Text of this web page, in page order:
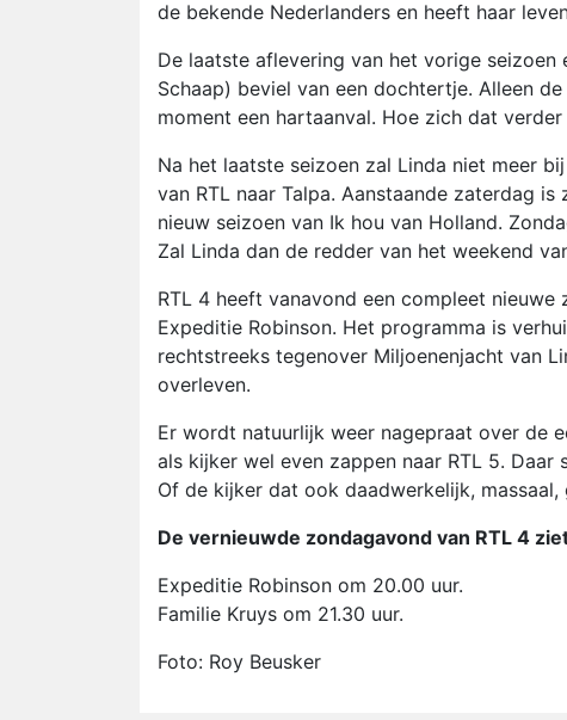
de bekende Nederlanders en heeft haar
De laatste aflevering van het vorige seizoen
Schaap) beviel van een dochtertje. Alleen
moment een hartaanval. Hoe zich dat
Na het laatste seizoen zal Linda niet meer
van RTL naar Talpa. Aanstaande zaterdag
nieuw seizoen van Ik hou van Holland.
Zal Linda dan de redder van het weekend
RTL 4 heeft vanavond een compleet
Expeditie Robinson. Het programma is
rechtstreeks tegenover Miljoenenjacht van
overleven.
Er wordt natuurlijk weer nagepraat over de
als kijker wel even zappen naar RTL 5.
Of de kijker dat ook daadwerkelijk,
De vernieuwde zondagavond van RTL 4
Expeditie Robinson om 20.00 uur.
Familie Kruys om 21.30 uur.
Foto: Roy Beusker